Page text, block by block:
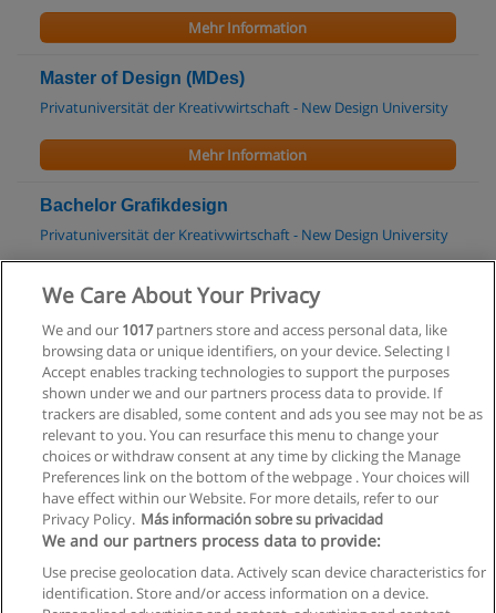
Mehr Information
Master of Design (MDes)
Privatuniversität der Kreativwirtschaft - New Design University
Mehr Information
Bachelor Grafikdesign
Privatuniversität der Kreativwirtschaft - New Design University
Mehr Information
Bachelor Media- und Kommunikationsberatung
Fachhochschule St. Pölten
Mehr Information
Allgemeinen geschäftsbedingungen
Datenschutzpolitik
We Care About Your Privacy
We and our 1017partners store and access personal data, like
browsing data or unique identifiers, on your device. Selecting I
Accept enables tracking technologies to support the purposes
shown under we and our partners process data to provide. If
trackers are disabled, some content and ads you see may not be as
relevant to you. You can resurface this menu to change your
choices or withdraw consent at any time by clicking the Manage
Preferences link on the bottom of the webpage . Your choices will
have effect within our Website. For more details, refer to our
Privacy Policy. Más información sobre su privacidad
We and our partners process data to provide:
Use precise geolocation data. Actively scan device characteristics for
identification. Store and/or access information on a device.